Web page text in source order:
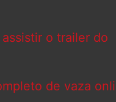
o trailer do
de vaza